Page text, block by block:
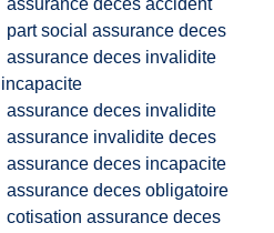
assurance deces accident
part social assurance deces
assurance deces invalidite
incapacite
assurance deces invalidite
assurance invalidite deces
assurance deces incapacite
assurance deces obligatoire
cotisation assurance deces